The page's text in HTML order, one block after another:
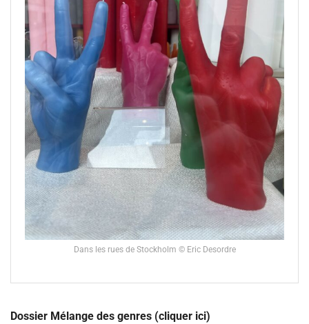
Dans les rues de Stockholm © Eric Desordre
Dossier Mélange des genres (cliquer ici)